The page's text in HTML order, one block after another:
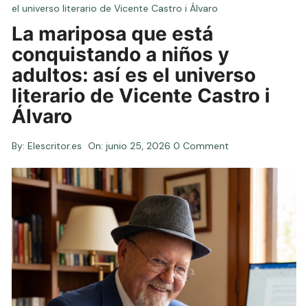
el universo literario de Vicente Castro i Álvaro
La mariposa que está
conquistando a niños y
adultos: así es el universo
literario de Vicente Castro i
Álvaro
By: Elescritor.es On:junio 25, 2026 0 Comment